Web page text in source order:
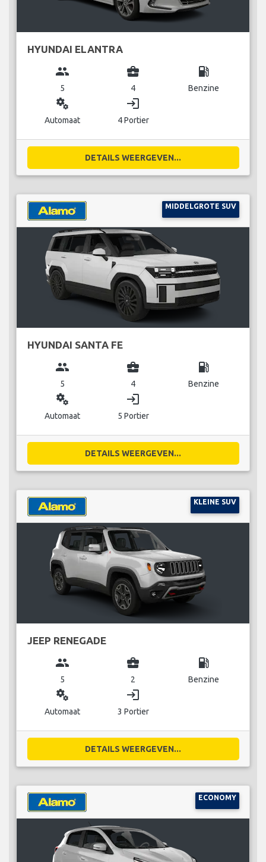
HYUNDAI ELANTRA
group
5
business_center
4
local_gas_station
Benzine
miscellaneous_services
Automaat
login
4 Portier
DETAILS WEERGEVEN...
MIDDELGROTE SUV
HYUNDAI SANTA FE
group
5
business_center
4
local_gas_station
Benzine
miscellaneous_services
Automaat
login
5 Portier
DETAILS WEERGEVEN...
KLEINE SUV
JEEP RENEGADE
group
5
business_center
2
local_gas_station
Benzine
miscellaneous_services
Automaat
login
3 Portier
DETAILS WEERGEVEN...
ECONOMY